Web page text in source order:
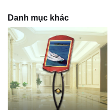
Danh mục khác